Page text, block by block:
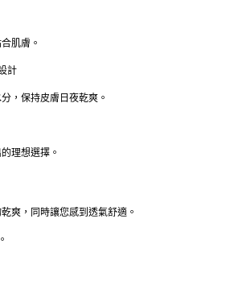
肌膚。
計
，保持皮膚日夜乾爽。
理想選擇。
爽，同時讓您感到透氣舒適。